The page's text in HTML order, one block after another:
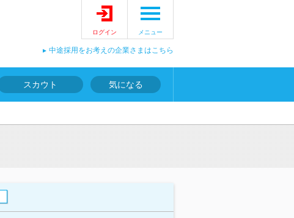
ログイン メニュー
中途採用をお考えの企業さまはこちら
スカウト 気になる